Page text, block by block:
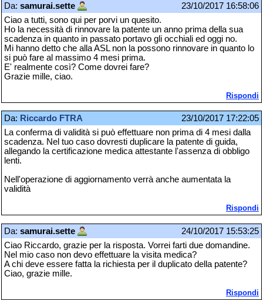
Da: samurai.sette
23/10/2017 16:58:06
Ciao a tutti, sono qui per porvi un quesito.
Ho la necessità di rinnovare la patente un anno prima della sua
scadenza in quanto in passato portavo gli occhiali ed oggi no.
Mi hanno detto che alla ASL non la possono rinnovare in quanto lo
si può fare al massimo 4 mesi prima.
E' realmente così? Come dovrei fare?
Grazie mille, ciao.
Rispondi
Da: Riccardo FTRA
23/10/2017 17:22:05
La conferma di validità si può effettuare non prima di 4 mesi dalla
scadenza. Nel tuo caso dovresti duplicare la patente di guida,
allegando la certificazione medica attestante l'assenza di obbligo
lenti.
Nell'operazione di aggiornamento verrà anche aumentata la
validità
Rispondi
Da: samurai.sette
24/10/2017 15:53:25
Ciao Riccardo, grazie per la risposta. Vorrei farti due domandine.
Nel mio caso non devo effettuare la visita medica?
A chi deve essere fatta la richiesta per il duplicato della patente?
Ciao, grazie mille.
Rispondi